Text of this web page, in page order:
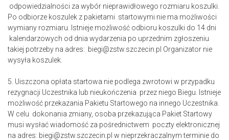
odpowiedzialności za wybór nieprawidłowego rozmiaru koszulki.
Po odbiorze koszulek z pakietami startowymi nie ma możliwości
wymiany rozmiaru. Istnieje możliwość odbioru koszulki do 14 dni
kalendarzowych od dnia wydarzenia po uprzednim zgłoszeniu
takiej potrzeby na adres: biegi@zstw.szczecin.pl Organizator nie
wysyła koszulek.
5. Uiszczona opłata startowa nie podlega zwrotowi w przypadku
rezygnacji Uczestnika lub nieukończenia przez niego Biegu. Istnieje
możliwość przekazania Pakietu Startowego na innego Uczestnika.
W celu dokonania zmiany, osoba przekazująca Pakiet Startowy
musi wysłać wiadomość za pośrednictwem poczty elektronicznej
na adres: biegi@zstw.szczecin.pl w nieprzekraczalnym terminie do